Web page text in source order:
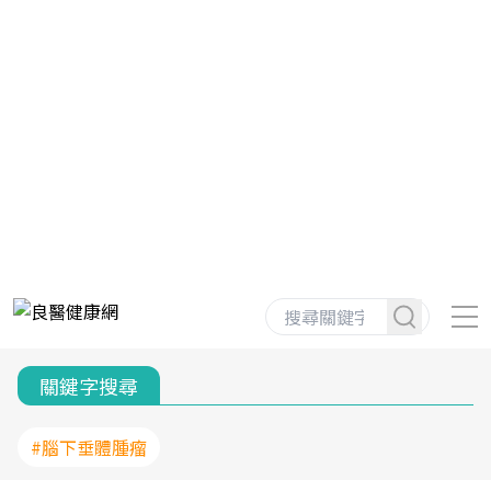
關鍵字搜尋
#腦下垂體腫瘤